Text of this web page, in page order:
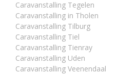
Caravanstalling Tegelen
Caravanstalling in Tholen
Caravanstalling Tilburg
Caravanstalling Tiel
Caravanstalling Tienray
Caravanstalling Uden
Caravanstalling Veenendaal